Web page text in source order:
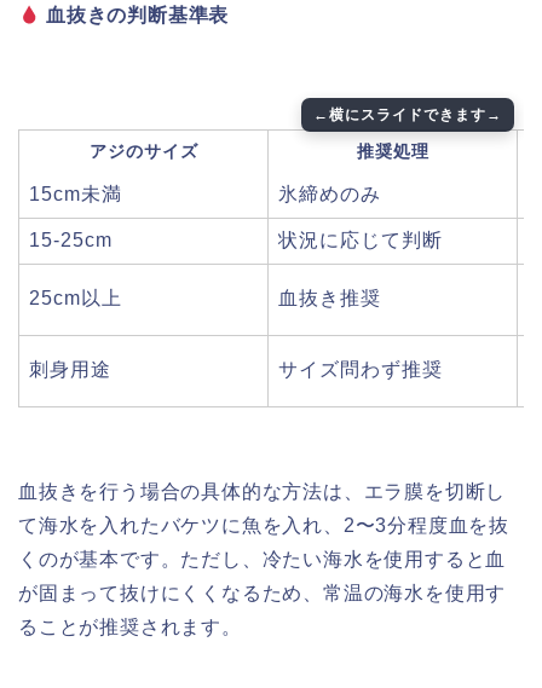
血抜きの判断基準表
アジのサイズ 推奨処理
15cm未満 氷締めのみ
15-25cm 状況に応じて判断
25cm以上 血抜き推奨
刺身用途 サイズ問わず推奨
血抜きを行う場合の具体的な方法は、エラ膜を切断し
て海水を入れたバケツに魚を入れ、2〜3分程度血を抜
くのが基本です。ただし、冷たい海水を使用すると血
が固まって抜けにくくなるため、常温の海水を使用す
ることが推奨されます。